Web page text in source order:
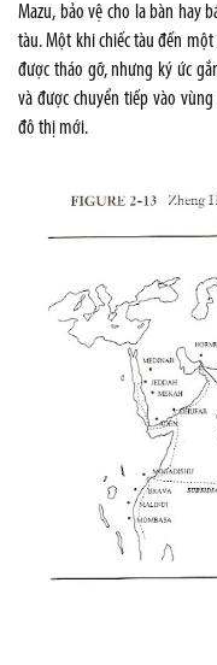
Mazu, bảo vệ cho la bàn hay
tàu. Một khi chiếc tàu đến
được tháo gỡ, nhưng ký ức
và được chuyển tiếp vào
đô thị mới.